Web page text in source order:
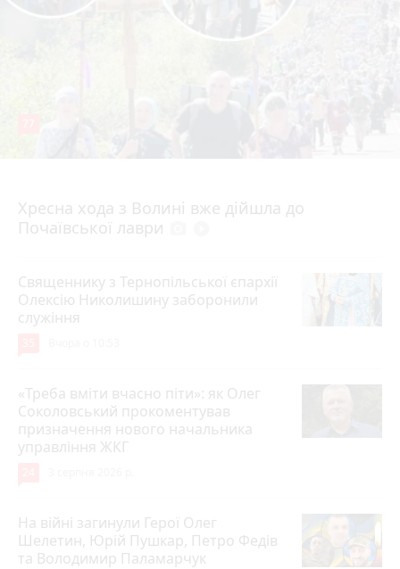
Хресна хода з Волині вже дійшла до
Почаївської лаври
Священнику з Тернопільської єпархії
Олексію Николишину заборонили
служіння
«Треба вміти вчасно піти»: як Олег
Соколовський прокоментував
призначення нового начальника
управління ЖКГ
На війні загинули Герої Олег
Шелетин, Юрій Пушкар, Петро Федів
та Володимир Паламарчук